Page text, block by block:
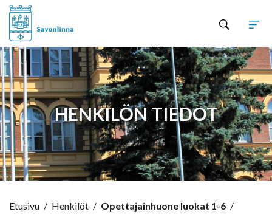
HENKILÖN TIEDOT
Etusivu / Henkilöt / Opettajainhuone luokat 1-6 /